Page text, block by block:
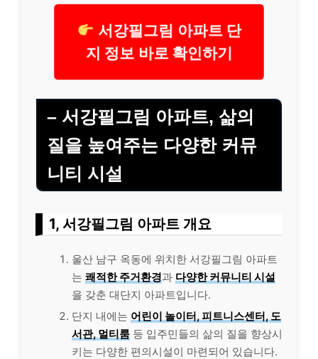
서강필그림 아파트 단
지 정보 바로 확인하기
– 서강필그림 아파트, 삶의
질을 높여주는 다양한 커뮤
니티 시설
1, 서강필그림 아파트 개요
울산 남구 옥동에 위치한 서강필그림 아파트
는 쾌적한 주거환경과 다양한 커뮤니티 시설
을 갖춘 대단지 아파트입니다.
단지 내에는 어린이 놀이터, 피트니스센터, 도
서관, 멀티룸 등 입주민들의 삶의 질을 향상시
키는 다양한 편의시설이 마련되어 있습니다.